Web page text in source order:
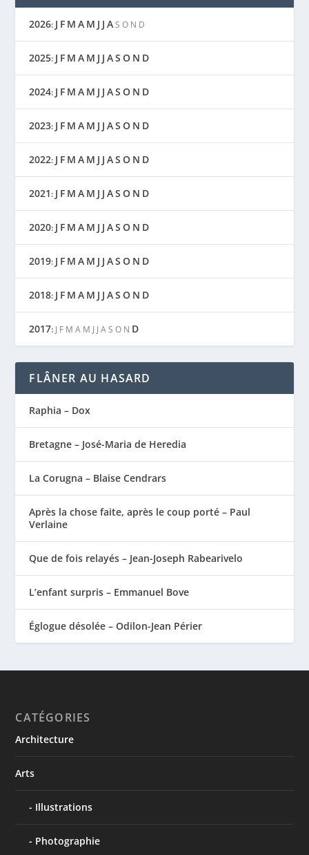
2026: J F M A M J J A S O N D
2025: J F M A M J J AS O N D
2024: J F M A M J J AS O N D
2023: J F M A M J J AS O N D
2022: J F M A M J J AS O N D
2021: J F M A M J J AS O N D
2020: J F M A M J J AS O N D
2019: J F M A M J J AS O N D
2018: J F M A M J J AS O N D
2017: J F M A M J J A S O N D
FLÂNER AU HASARD
Raphia – Dox
Bretagne – José-Maria de Heredia
La Corugna – Blaise Cendrars
Après la chose faite, après le coup porté – Paul
Verlaine
Que de fois relayés – Jean-Joseph Rabearivelo
L’enfant surpris – Emmanuel Bove
Églogue désolée – Odilon-Jean Périer
CATÉGORIES
Architecture
Arts
Illustrations
Photographie